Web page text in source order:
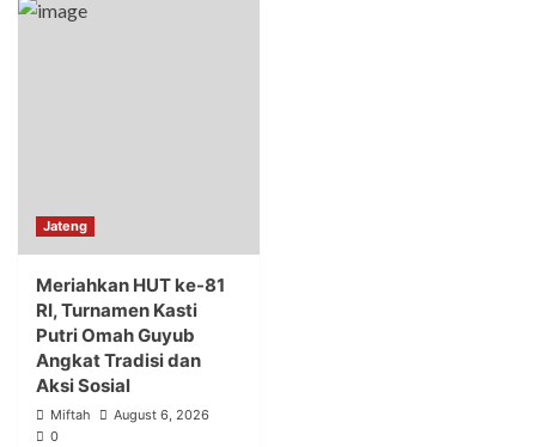
Jateng
Meriahkan HUT ke-81
RI, Turnamen Kasti
Putri Omah Guyub
Angkat Tradisi dan
Aksi Sosial
Miftah
August 6, 2026
0